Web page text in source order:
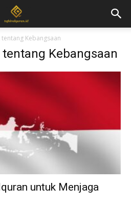
Kebangsaan
Kebangsaan
untuk Menjaga